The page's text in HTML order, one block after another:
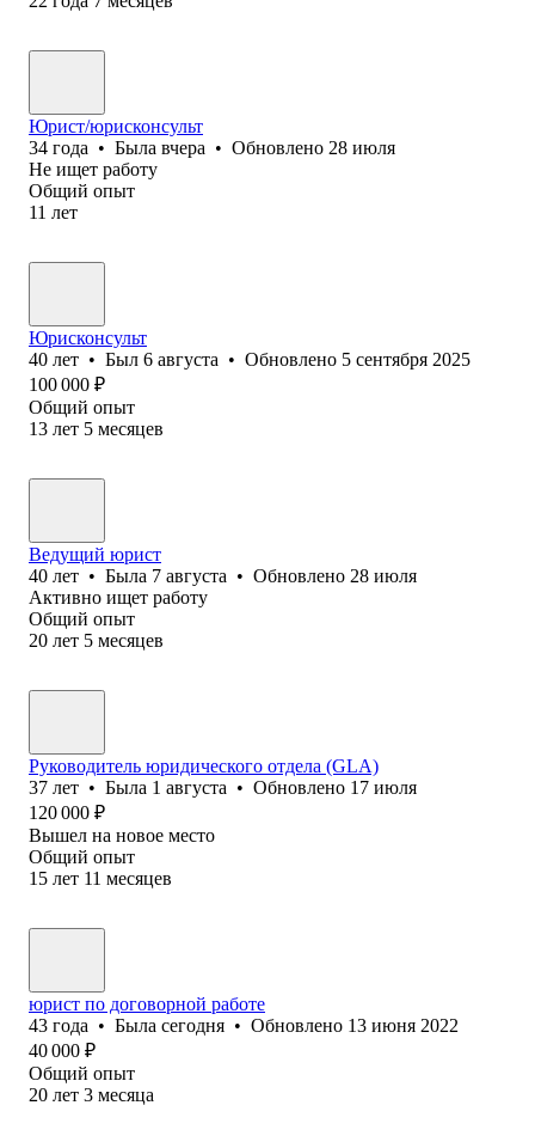
Юрист/юрисконсульт
34 года • Была вчера • Обновлено 28 июля
Не ищет работу
Общий опыт
11 лет
Юрисконсульт
40 лет • Был 6 августа • Обновлено 5 сентября 2025
100 000 ₽
Общий опыт
13 лет 5 месяцев
Ведущий юрист
40 лет • Была 7 августа • Обновлено 28 июля
Активно ищет работу
Общий опыт
20 лет 5 месяцев
Руководитель юридического отдела (GLA)
37 лет • Была 1 августа • Обновлено 17 июля
120 000 ₽
Вышел на новое место
Общий опыт
15 лет 11 месяцев
юрист по договорной работе
43 года • Была сегодня • Обновлено 13 июня 2022
40 000 ₽
Общий опыт
20 лет 3 месяца